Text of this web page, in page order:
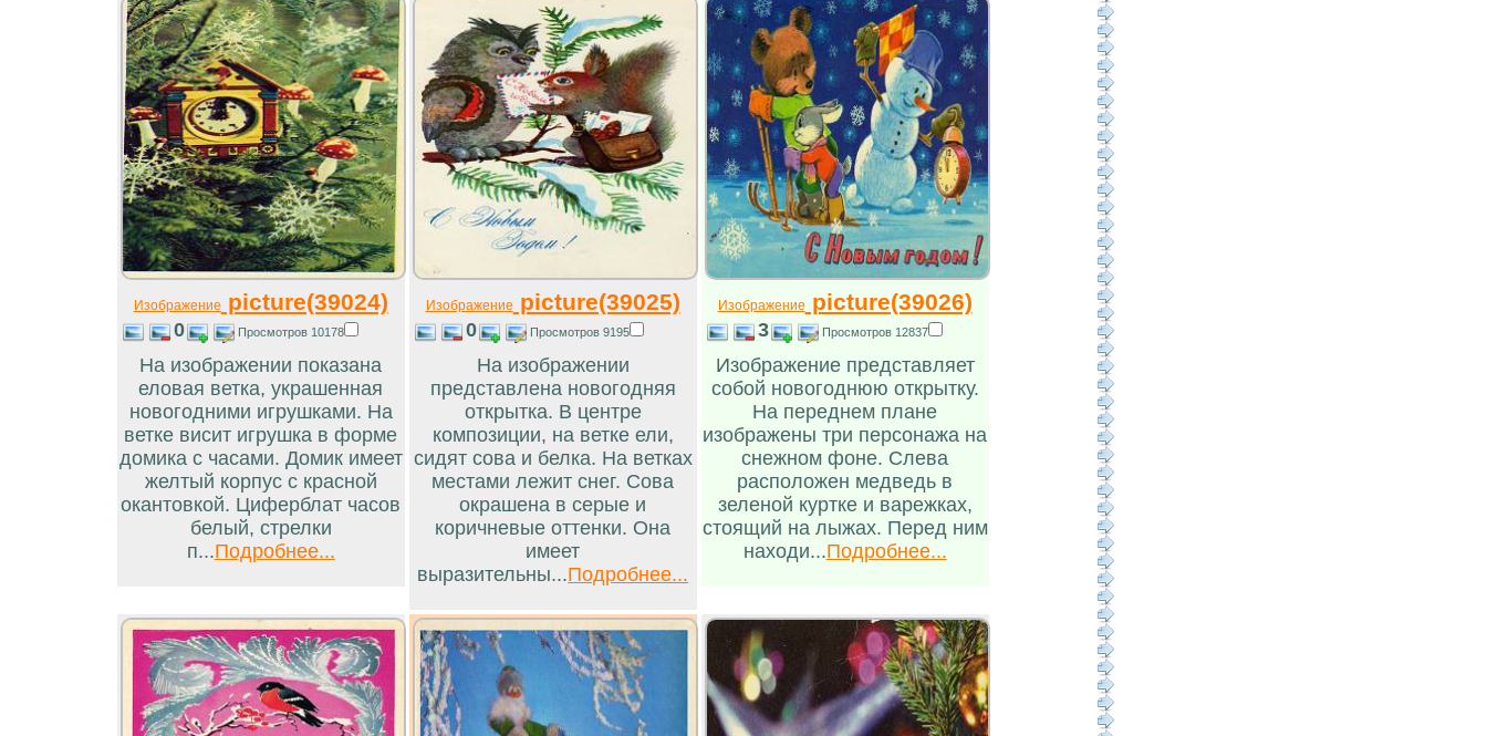
Изображение picture(39024)
0 Просмотров 10178
На изображении показана
еловая ветка, украшенная
новогодними игрушками. На
ветке висит игрушка в форме
домика с часами. Домик имеет
желтый корпус с красной
окантовкой. Циферблат часов
белый, стрелки
п...Подробнее...
Изображение picture(39025)
0 Просмотров 9195
На изображении
представлена новогодняя
открытка. В центре
композиции, на ветке ели,
сидят сова и белка. На ветках
местами лежит снег. Сова
окрашена в серые и
коричневые оттенки. Она
имеет
выразительны...Подробнее...
Изображение picture(39026)
3 Просмотров 12837
Изображение представляет
собой новогоднюю открытку.
На переднем плане
изображены три персонажа на
снежном фоне. Слева
расположен медведь в
зеленой куртке и варежках,
стоящий на лыжах. Перед ним
находи...Подробнее...